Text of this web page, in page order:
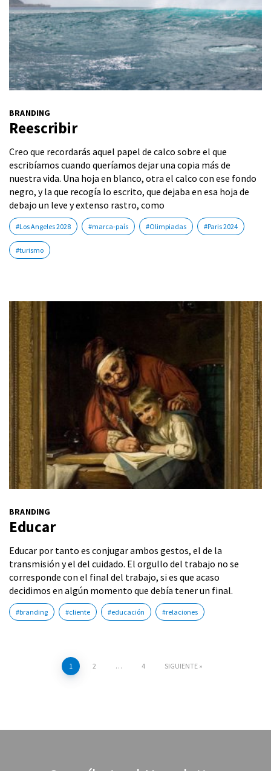
BRANDING
Reescribir
Creo que recordarás aquel papel de calco sobre el que
escribíamos cuando queríamos dejar una copia más de
nuestra vida. Una hoja en blanco, otra el calco con ese fondo
negro, y la que recogía lo escrito, que dejaba en esa hoja de
debajo un leve y extenso rastro, como
#Los Angeles 2028 #marca-país #Olimpiadas #Paris 2024
#turismo
BRANDING
Educar
Educar por tanto es conjugar ambos gestos, el de la
transmisión y el del cuidado. El orgullo del trabajo no se
corresponde con el final del trabajo, si es que acaso
decidimos en algún momento que debía tener un final.
#branding #cliente #educación #relaciones
Navegación
1 2 … 4 SIGUIENTE